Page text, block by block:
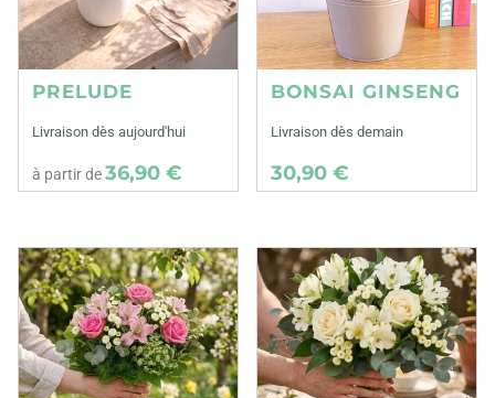
PRELUDE
Livraison dès aujourd'hui
à partir de36,90 €
BONSAI GINSENG
Livraison dès demain
30,90 €